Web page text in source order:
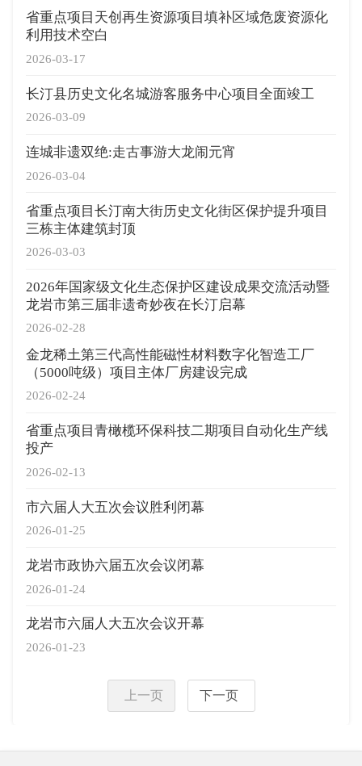
2026-03-17
省重点项目天创再生资源项目填补区域危废资源化
利用技术空白
2026-03-09
长汀县历史文化名城游客服务中心项目全面竣工
2026-03-04
连城非遗双绝:走古事游大龙闹元宵
2026-03-03
省重点项目长汀南大街历史文化街区保护提升项目
三栋主体建筑封顶
2026-02-28
2026年国家级文化生态保护区建设成果交流活动暨
龙岩市第三届非遗奇妙夜在长汀启幕
2026-02-24
金龙稀土第三代高性能磁性材料数字化智造工厂
（5000吨级）项目主体厂房建设完成
2026-02-13
省重点项目青橄榄环保科技二期项目自动化生产线
投产
2026-01-25
市六届人大五次会议胜利闭幕
2026-01-24
龙岩市政协六届五次会议闭幕
2026-01-23
龙岩市六届人大五次会议开幕
上一页 下一页